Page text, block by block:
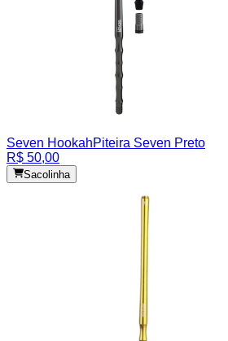
Seven HookahPiteira Seven Preto
R$ 50,00
Sacolinha